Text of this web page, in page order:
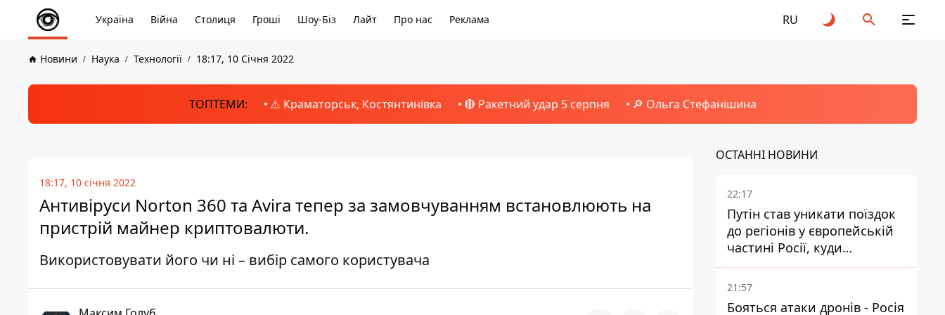
Україна Війна Столиця Гроші Шоу-Біз Лайт Про нас Реклама RU
Новини Наука Технології 18:17, 10 Січня 2022
ТОПТЕМИ: ⚠️ Краматорськ, Костянтинівка 🔴 Ракетний удар 5 серпня 🔎 Ольга Стефанішина
18:17, 10 січня 2022
Антивіруси Norton 360 та Avira тепер за замовчуванням встановлюють на
пристрій майнер криптовалюти.
Використовувати його чи ні – вибір самого користувача
ОСТАННІ НОВИНИ
22:17
Путін став уникати поїздок
до регіонів у європейській
частині Росії, куди
регулярно долітають дрони
21:57
Бояться атаки дронів - Росія